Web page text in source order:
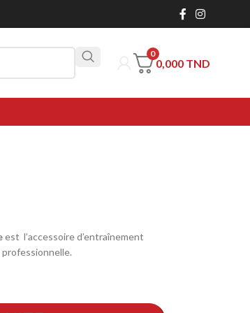
0
0,000 TND
est l’accessoire d’entraînement